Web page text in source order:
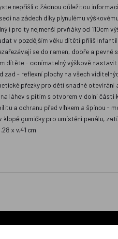
nepřišli o žádnou důležitou
na zádech díky plynulému
pro ty nejmenší prvňáky od 110cm
v pozdějším věku dítěti příliš
se do ramen, dobře a pevně
- odnímatelný výškově
- reflexní plochy na všech
přezky pro děti snadné
láhev s pitím s otvorem v dolní části
a ochranu před vlhkem a špínou -
gumičky pro umístění penálu,
x v.41 cm